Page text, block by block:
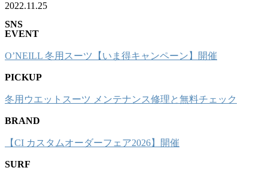
2022.11.25
SNS
EVENT
O’NEILL 冬用スーツ【いま得キャンペーン】開催
PICKUP
冬用ウエットスーツ メンテナンス修理と無料チェック
BRAND
【CI カスタムオーダーフェア2026】開催
SURF